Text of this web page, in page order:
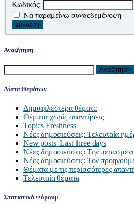
Κωδικός:
Να παραμείνω συνδεδεμένος/η
Σύνδεση
Αναζήτηση
Αναζήτηση
για:
Λίστα Θεμάτων
Δημοφιλέστερα θέματα
Θέματα χωρίς απαντήσεις
Topics Freshness
Νέες δημοσιεύσεις: Τελευταία
New posts: Last three days
Νέες δημοσιεύσεις: Την
Νέες δημοσιεύσεις: Τον
Θέματα με τις περισσότερες
Τελευταία θέματα
Στατιστικά Φόρουμ